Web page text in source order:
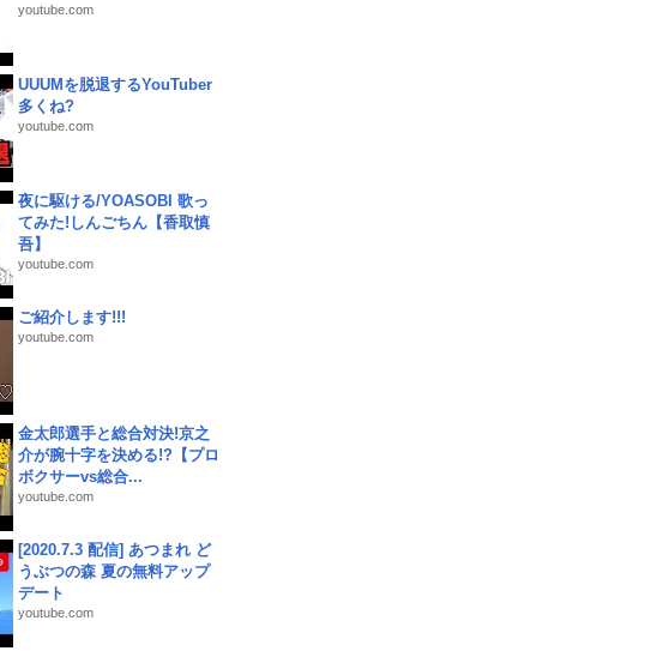
youtube.com
UUUMを脱退するYouTuber
多くね?
youtube.com
夜に駆ける/YOASOBI 歌っ
てみた!しんごちん【香取慎
吾】
youtube.com
ご紹介します!!!
youtube.com
金太郎選手と総合対決!京之
介が腕十字を決める!?【プロ
ボクサーvs総合...
youtube.com
[2020.7.3 配信] あつまれ ど
うぶつの森 夏の無料アップ
デート
youtube.com